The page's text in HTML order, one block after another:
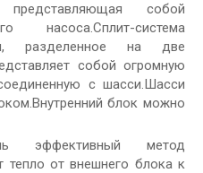
представляющая собой
насоса.Сплит-система
разделенное на две
собой огромную
с шасси.Шасси
блок можно
эффективный метод
тепло от внешнего блока к